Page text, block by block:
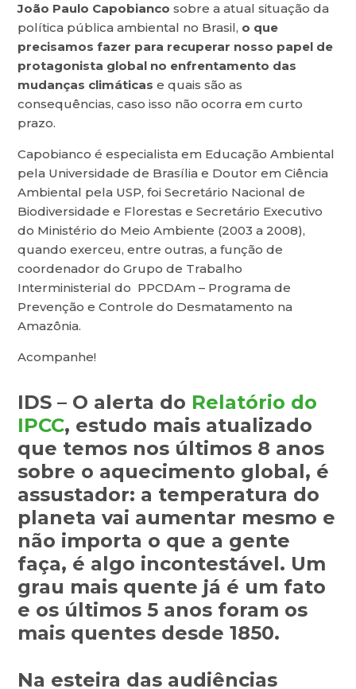
João Paulo Capobianco sobre a atual situação da
política pública ambiental no Brasil, o que
precisamos fazer para recuperar nosso papel de
protagonista global no enfrentamento das
mudanças climáticase quais são as
consequências, caso isso não ocorra em curto
prazo.
Capobianco é especialista em Educação Ambiental
pela Universidade de Brasília e Doutor em Ciência
Ambiental pela USP, foi Secretário Nacional de
Biodiversidade e Florestas e Secretário Executivo
do Ministério do Meio Ambiente (2003 a 2008),
quando exerceu, entre outras, a função de
coordenador do Grupo de Trabalho
Interministerial do PPCDAm – Programa de
Prevenção e Controle do Desmatamento na
Amazônia.
Acompanhe!
IDS – O alerta do Relatório do
IPCC, estudo mais atualizado
que temos nos últimos 8 anos
sobre o aquecimento global, é
assustador: a temperatura do
planeta vai aumentar mesmo e
não importa o que a gente
faça, é algo incontestável. Um
grau mais quente já é um fato
e os últimos 5 anos foram os
mais quentes desde 1850.
Na esteira das audiências